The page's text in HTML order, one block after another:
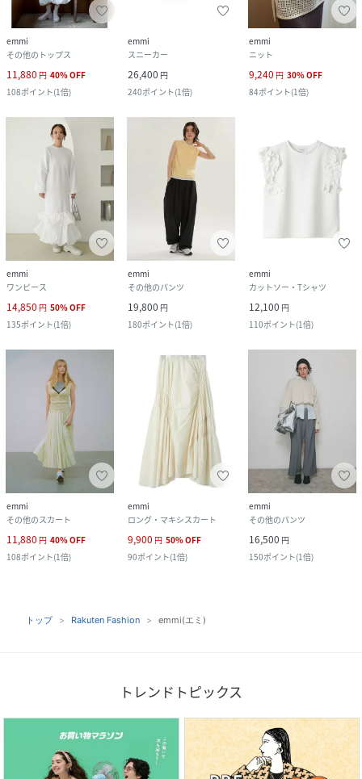
emmi
その他のトップス
11,880 円 40%OFF
108ポイント(1倍)
emmi
スニーカー
26,400 円
240ポイント(1倍)
emmi
ニット
9,240 円 30%OFF
84ポイント(1倍)
emmi
ワンピース
14,850 円 50%OFF
135ポイント(1倍)
emmi
その他のパンツ
19,800 円
180ポイント(1倍)
emmi
カットソー・Tシャツ
12,100 円
110ポイント(1倍)
emmi
その他のスカート
11,880 円 40%OFF
108ポイント(1倍)
emmi
ロング・マキシスカート
9,900 円 50%OFF
90ポイント(1倍)
emmi
その他のパンツ
16,500 円
150ポイント(1倍)
トップ Rakuten Fashion emmi(エミ)
トレンドトピックス